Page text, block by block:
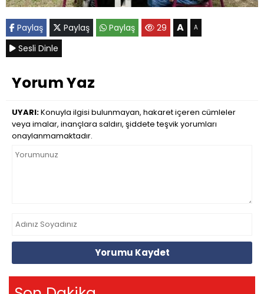
Paylaş Paylaş Paylaş 29 A A
Sesli Dinle
Yorum Yaz
UYARI:Konuyla ilgisi bulunmayan, hakaret içeren cümleler
veya imalar, inançlara saldırı, şiddete teşvik yorumları
onaylanmamaktadır.
Yorumu Kaydet